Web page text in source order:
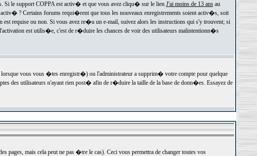
le support COPPA est activ� et que vous avez cliqu� sur le lien J'ai moins de 13 ansau
? Certains forums requi�rent que tous les nouveaux enregistrements soient activ�s, soit
requise ou non. Si vous avez re�u un e-mail, suivez alors les instructions qui s'y trouvent; si
est utilis�e, c'est de r�duire les chances de voir des utilisateurs malintentionn�s
vous vous �tes enregistr�) ou l'administrateur a supprim� votre compte pour quelque
des utilisateurs n'ayant rien post� afin de r�duire la taille de la base de donn�es. Essayez de
pages, mais cela peut ne pas �tre le cas). Ceci vous permettra de changer toutes vos